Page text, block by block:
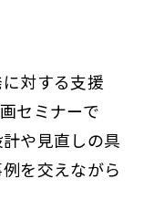
対する支援
セミナーで
や見直しの具
を交えながら